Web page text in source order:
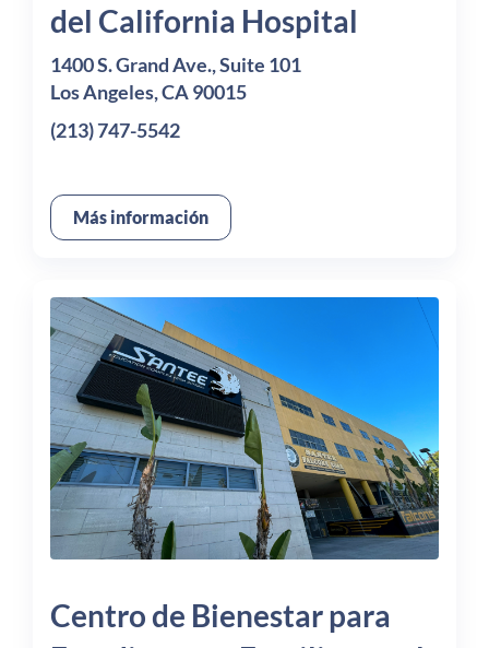
del California Hospital
1400 S. Grand Ave., Suite 101
Los Angeles, CA 90015
(213) 747-5542
Más información
Centro de Bienestar para